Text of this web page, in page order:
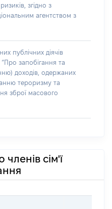
згідно з
агентством з
публічних діячів
запобігання та
доходів, одержаних
тероризму та
зброї масового
сім'ї